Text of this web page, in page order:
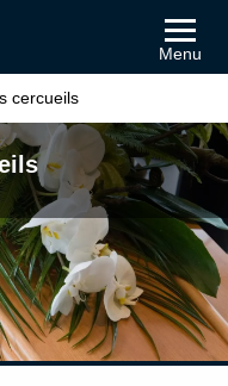
Menu
cercueils